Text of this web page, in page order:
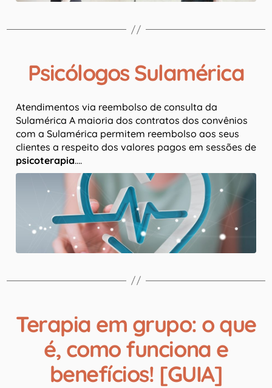
Psicólogos Sulamérica
Atendimentos via reembolso de consulta da
Sulamérica A maioria dos contratos dos convênios
com a Sulamérica permitem reembolso aos seus
clientes a respeito dos valores pagos em sessões de
psicoterapia….
Terapia em grupo: o que
é, como funciona e
benefícios! [GUIA]